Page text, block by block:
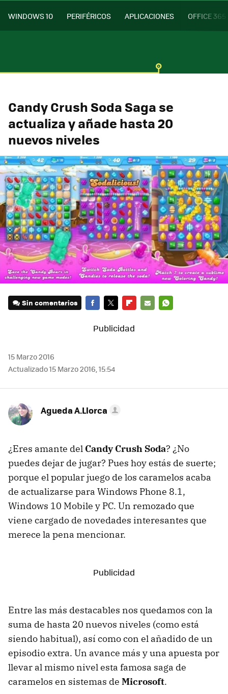
WINDOWS 10 PERIFÉRICOS APLICACIONES OFFICE 365
Candy Crush Soda Saga se
actualiza y añade hasta 20
nuevos niveles
Sin comentarios
15 Marzo 2016
Actualizado 15 Marzo 2016, 15:54
Agueda A.Llorca
¿Eres amante del Candy Crush Soda? ¿No
puedes dejar de jugar? Pues hoy estás de suerte;
porque el popular juego de los caramelos acaba
de actualizarse para Windows Phone 8.1,
Windows 10 Mobile y PC. Un remozado que
viene cargado de novedades interesantes que
merece la pena mencionar.
Entre las más destacables nos quedamos con la
suma de hasta 20 nuevos niveles (como está
siendo habitual), así como con el añadido de un
episodio extra. Un avance más y una apuesta por
llevar al mismo nivel esta famosa saga de
caramelos en sistemas de Microsoft.